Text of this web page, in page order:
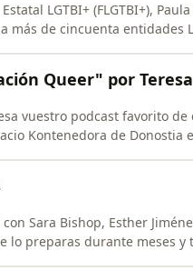
LGTBI+ (FLGTBI+),
más de cincuenta entidades
Queer" por
vuestro podcast favorito
Kontenedora de Donostia
Sara Bishop, Esther
preparas durante meses y